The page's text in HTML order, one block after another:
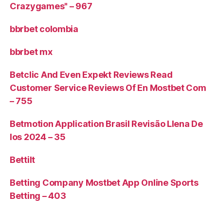
Crazygames" – 967
bbrbet colombia
bbrbet mx
Betclic And Even Expekt Reviews Read
Customer Service Reviews Of En Mostbet Com
– 755
Betmotion Application Brasil Revisão Llena De
Ios 2024 – 35
Bettilt
Betting Company Mostbet App Online Sports
Betting – 403